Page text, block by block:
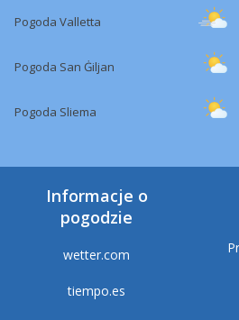
Pogoda Valletta
Pogoda San Ġiljan
Pogoda Sliema
Informacje o
pogodzie
wetter.com
tiempo.es